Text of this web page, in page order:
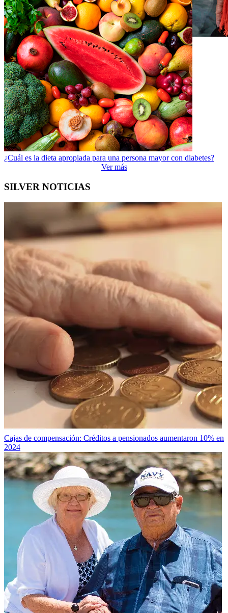
¿Cuál es la dieta apropiada para una persona mayor con diabetes?
Ver más
SILVER NOTICIAS
Cajas de compensación: Créditos a pensionados aumentaron 10% en
2024